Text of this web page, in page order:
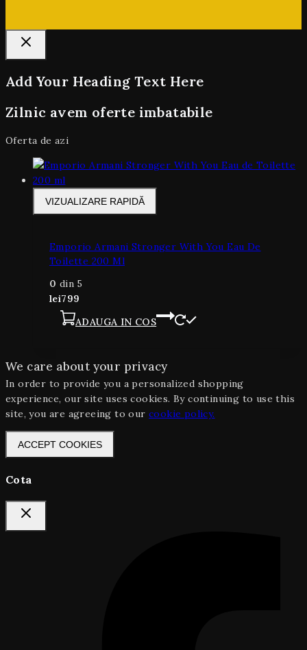
Add Your Heading Text Here
Zilnic avem oferte imbatabile
Oferta de azi
VIZUALIZARE RAPIDĂ
Emporio Armani Stronger With You Eau De
Toilette 200 Ml
0 din 5
lei799
ADAUGA IN COS
We care about your privacy
In order to provide you a personalized shopping
experience, our site uses cookies. By continuing to use this
site, you are agreeing to our cookie policy.
ACCEPT COOKIES
Cota